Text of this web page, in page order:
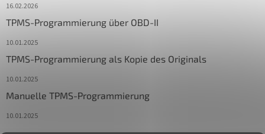
16.02.2026
TPMS-Programmierung über OBD-II
10.01.2025
TPMS-Programmierung als Kopie des Originals
10.01.2025
Manuelle TPMS-Programmierung
10.01.2025